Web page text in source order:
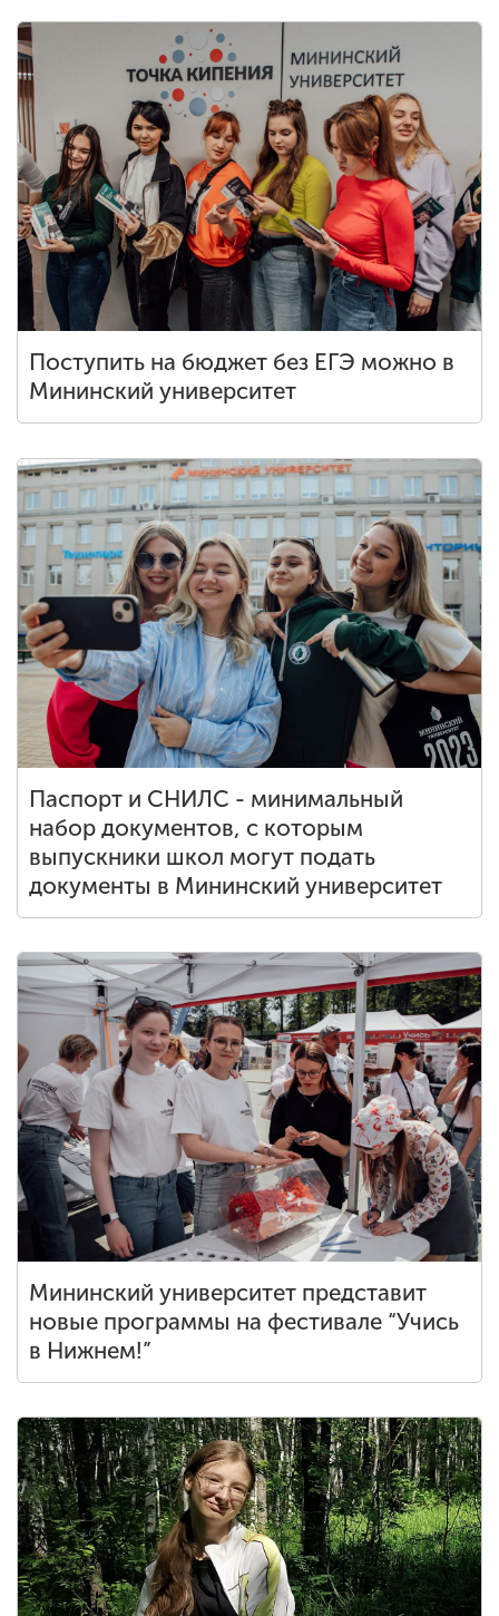
Поступить на бюджет без ЕГЭ можно в
Мининский университет
Паспорт и СНИЛС - минимальный
набор документов, с которым
выпускники школ могут подать
документы в Мининский университет
Мининский университет представит
новые программы на фестивале “Учись
в Нижнем!”